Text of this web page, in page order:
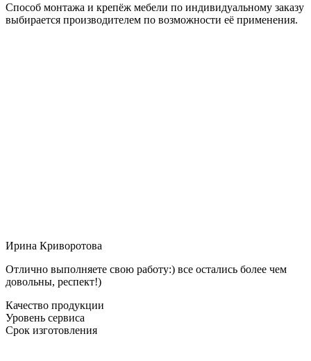
Способ монтажа и крепёж мебели по индивидуальному заказу
выбирается производителем по возможности её применения.
Ирина Криворотова
Отлично выполняете свою работу:) все остались более чем
довольны, респект!)
Качество продукции
Уровень сервиса
Срок изготовления